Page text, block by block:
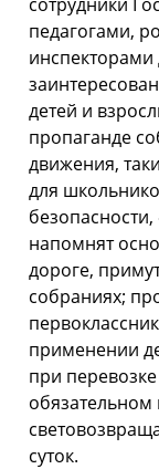
педагогами,
детей и
пропаганде
движения,
для
напомнят
дороге,
собраниях;
применении
при
суток.